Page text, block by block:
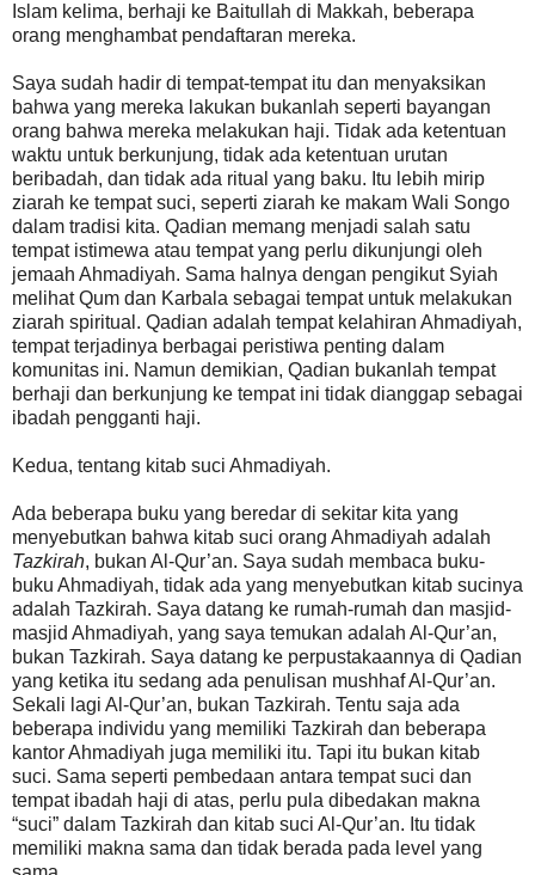
Islam kelima, berhaji ke Baitullah di Makkah, beberapa
orang menghambat pendaftaran mereka.
Saya sudah hadir di tempat-tempat itu dan menyaksikan
bahwa yang mereka lakukan bukanlah seperti bayangan
orang bahwa mereka melakukan haji. Tidak ada ketentuan
waktu untuk berkunjung, tidak ada ketentuan urutan
beribadah, dan tidak ada ritual yang baku. Itu lebih mirip
ziarah ke tempat suci, seperti ziarah ke makam Wali Songo
dalam tradisi kita. Qadian memang menjadi salah satu
tempat istimewa atau tempat yang perlu dikunjungi oleh
jemaah Ahmadiyah. Sama halnya dengan pengikut Syiah
melihat Qum dan Karbala sebagai tempat untuk melakukan
ziarah spiritual. Qadian adalah tempat kelahiran Ahmadiyah,
tempat terjadinya berbagai peristiwa penting dalam
komunitas ini. Namun demikian, Qadian bukanlah tempat
berhaji dan berkunjung ke tempat ini tidak dianggap sebagai
ibadah pengganti haji.
Kedua, tentang kitab suci Ahmadiyah.
Ada beberapa buku yang beredar di sekitar kita yang
menyebutkan bahwa kitab suci orang Ahmadiyah adalah
Tazkirah, bukan Al-Qur’an. Saya sudah membaca buku-
buku Ahmadiyah, tidak ada yang menyebutkan kitab sucinya
adalah Tazkirah. Saya datang ke rumah-rumah dan masjid-
masjid Ahmadiyah, yang saya temukan adalah Al-Qur’an,
bukan Tazkirah. Saya datang ke perpustakaannya di Qadian
yang ketika itu sedang ada penulisan mushhaf Al-Qur’an.
Sekali lagi Al-Qur’an, bukan Tazkirah. Tentu saja ada
beberapa individu yang memiliki Tazkirah dan beberapa
kantor Ahmadiyah juga memiliki itu. Tapi itu bukan kitab
suci. Sama seperti pembedaan antara tempat suci dan
tempat ibadah haji di atas, perlu pula dibedakan makna
“suci” dalam Tazkirah dan kitab suci Al-Qur’an. Itu tidak
memiliki makna sama dan tidak berada pada level yang